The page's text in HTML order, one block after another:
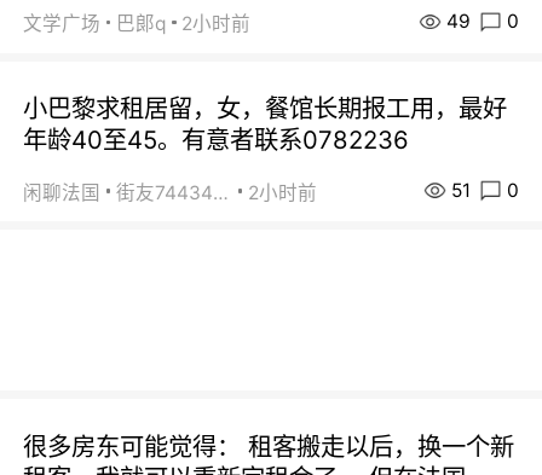
文学广场 巴郞q 2小时前 49 0
小巴黎求租居留，女，餐馆长期报工用，最好
年龄40至45。有意者联系0782236
闲聊法国 街友74434350 2小时前 51 0
很多房东可能觉得： 租客搬走以后，换一个新